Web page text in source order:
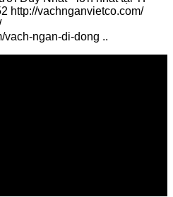
http://vachnganvietco.com/
vach-ngan-di-dong ..